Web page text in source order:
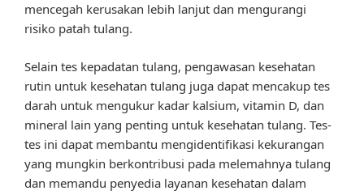
mencegah kerusakan lebih lanjut dan mengurangi
risiko patah tulang.
Selain tes kepadatan tulang, pengawasan kesehatan
rutin untuk kesehatan tulang juga dapat mencakup tes
darah untuk mengukur kadar kalsium, vitamin D, dan
mineral lain yang penting untuk kesehatan tulang. Tes-
tes ini dapat membantu mengidentifikasi kekurangan
yang mungkin berkontribusi pada melemahnya tulang
dan memandu penyedia layanan kesehatan dalam